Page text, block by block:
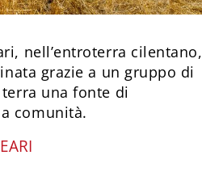
nell’entroterra cilentano,
grazie a un gruppo di
una fonte di
comunità.